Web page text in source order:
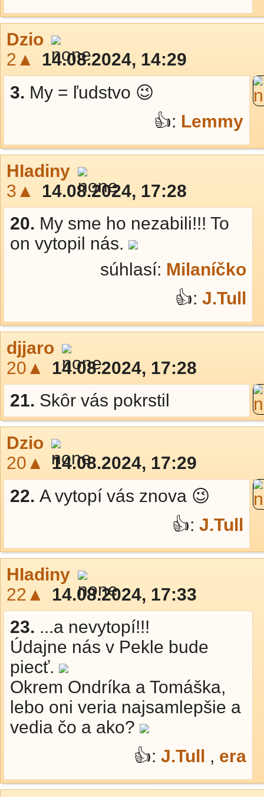
Dzio
2▲
14.08.2024, 14:29
3. My = ľudstvo 😉
👍: Lemmy
HIadiny
3▲
14.08.2024, 17:28
20. My sme ho nezabili!!! To
on vytopil nás.
súhlasí: Milaníčko
👍: J.Tull
djjaro
20▲
14.08.2024, 17:28
21. Skôr vás pokrstil
Dzio
20▲
14.08.2024, 17:29
22. A vytopí vás znova 😉
👍: J.Tull
HIadiny
22▲
14.08.2024, 17:33
23. ...a nevytopí!!!
Údajne nás v Pekle bude
piecť.
Okrem Ondríka a Tomáška,
lebo oni veria najsamlepšie a
vedia čo a ako?
👍: J.Tull , era